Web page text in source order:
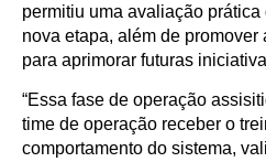
permitiu uma avaliação
nova etapa, além de
para aprimorar futuras
“Essa fase de operação
time de operação receber o
comportamento do sistema,